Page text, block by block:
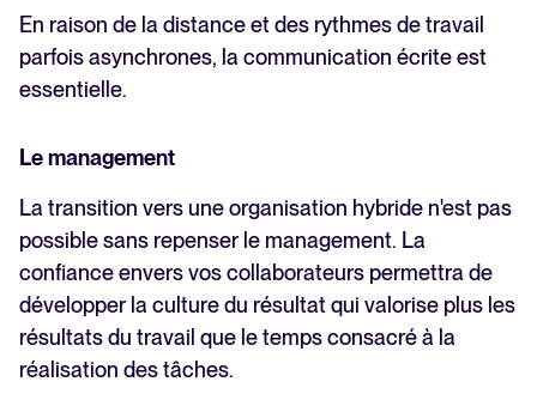
En raison de la distance et des rythmes de travail
parfois asynchrones, la communication écrite est
essentielle.
Le management
La transition vers une organisation hybride n'est pas
possible sans repenser le management. La
confiance envers vos collaborateurs permettra de
développer la culture du résultat qui valorise plus les
résultats du travail que le temps consacré à la
réalisation des tâches.